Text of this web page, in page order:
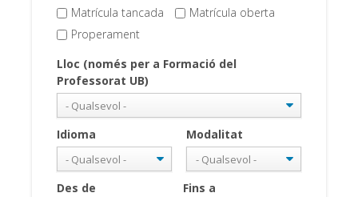
Matrícula tancada
Matrícula oberta
Properament
Lloc (només per a Formació del
Professorat UB)
Idioma Modalitat
Des de Fins a